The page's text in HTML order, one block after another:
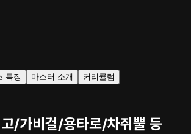
특징 마스터 소개 커리큘럼
/가비걸/용타로/차쥐뿔 등